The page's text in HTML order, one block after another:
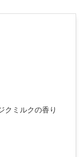
クミルクの香り